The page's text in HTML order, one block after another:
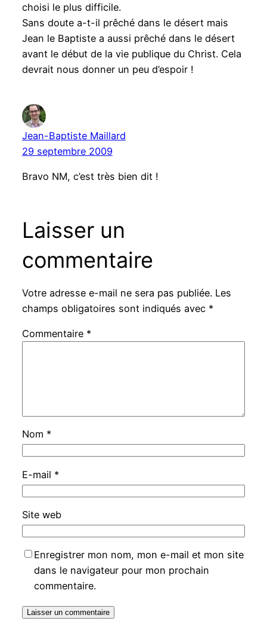
choisi le plus difficile.
Sans doute a-t-il prêché dans le désert mais
Jean le Baptiste a aussi prêché dans le désert
avant le début de la vie publique du Christ. Cela
devrait nous donner un peu d’espoir !
Jean-Baptiste Maillard
29 septembre 2009
Bravo NM, c’est très bien dit !
Laisser un
commentaire
Votre adresse e-mail ne sera pas publiée. Les
champs obligatoires sont indiqués avec *
Commentaire *
Nom *
E-mail *
Site web
Enregistrer mon nom, mon e-mail et mon site
dans le navigateur pour mon prochain
commentaire.